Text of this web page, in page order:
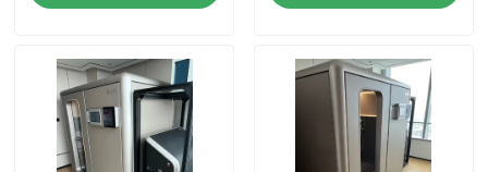
Sobre nós
Excursão da fábrica